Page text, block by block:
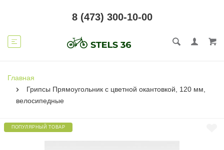
8 (473) 300-10-00
Главная
Грипсы Прямоугольник с цветной окантовкой, 120 мм,
велосипедные
ПОПУЛЯРНЫЙ ТОВАР